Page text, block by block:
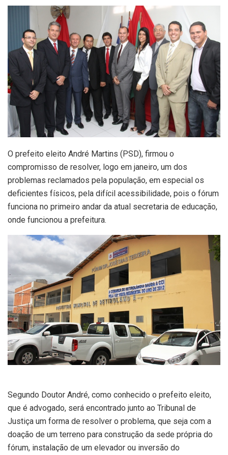
O prefeito eleito André Martins (PSD), firmou o
compromisso de resolver, logo em janeiro, um dos
problemas reclamados pela população, em especial os
deficientes físicos, pela difícil acessibilidade, pois o fórum
funciona no primeiro andar da atual secretaria de educação,
onde funcionou a prefeitura.
Segundo Doutor André, como conhecido o prefeito eleito,
que é advogado, será encontrado junto ao Tribunal de
Justiça um forma de resolver o problema, que seja com a
doação de um terreno para construção da sede própria do
fórum, instalação de um elevador ou inversão do